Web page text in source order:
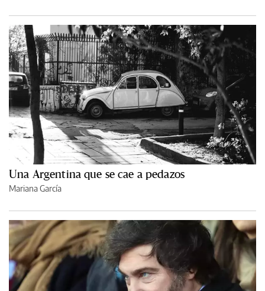
Una Argentina que se cae a pedazos
Mariana García